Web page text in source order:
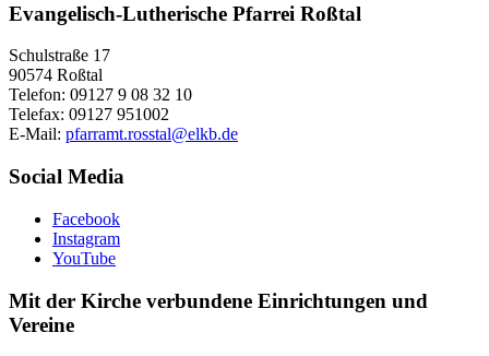
Evangelisch-Lutherische Pfarrei Roßtal
Schulstraße 17
90574 Roßtal
Telefon: 09127 9 08 32 10
Telefax: 09127 951002
E-Mail: pfarramt.rosstal@elkb.de
Social Media
Facebook
Instagram
YouTube
Mit der Kirche verbundene Einrichtungen und
Vereine